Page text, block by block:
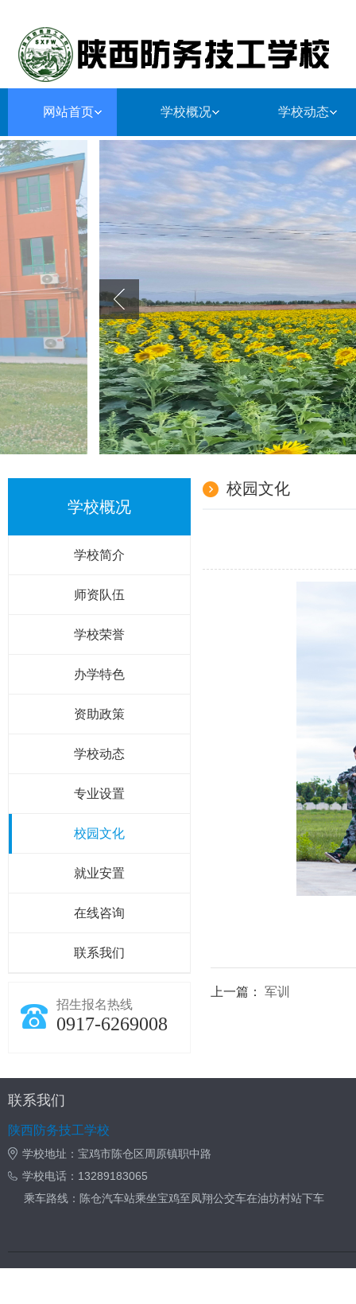
网站首页 学校概况
学校简介 师资队伍 学生管理
学校动态
学校概况
学校简介
师资队伍
学校荣誉
办学特色
资助政策
学校动态
专业设置
校园文化
就业安置
在线咨询
联系我们
招生报名热线
0917-6269008
校园文化
上一篇： 军训
联系我们
陕西防务技工学校
学校地址：宝鸡市陈仓区周原镇职中路
学校电话：13289183065
乘车路线：陈仓汽车站乘坐宝鸡至凤翔公交车在油坊村站下车